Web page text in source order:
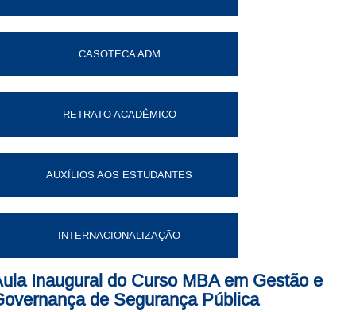
CASOTECA ADM
RETRATO ACADÊMICO
AUXÍLIOS AOS ESTUDANTES
INTERNACIONALIZAÇÃO
Inaugural do Curso MBA em Gestão e
de Segurança Pública